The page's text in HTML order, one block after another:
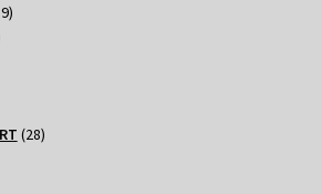
19
2828